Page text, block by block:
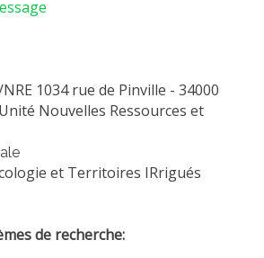
NRE 1034 rue de Pinville - 34000
Nouvelles Ressources et
et Territoires IRrigués
de recherche: